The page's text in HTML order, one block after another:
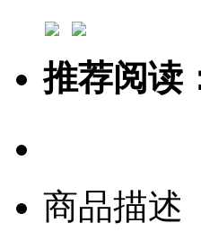
推荐阅读
商品描述